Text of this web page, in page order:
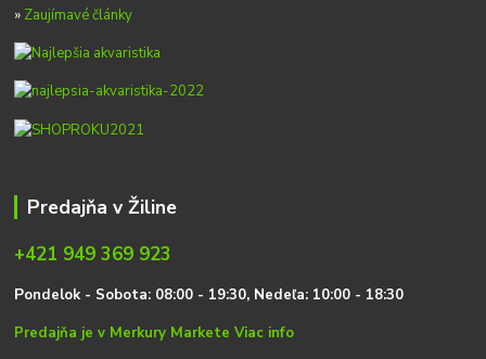
» Zaujímavé články
Predajňa v Žiline
+421 949 369 923
Pondelok - Sobota: 08:00 - 19:30, Nedeľa: 10:00 - 18:30
Predajňa je v Merkury MarketeViac info